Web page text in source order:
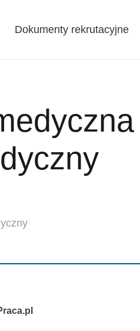
Dokumenty rekrutacyjne